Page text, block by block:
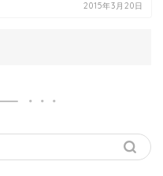
2015年3月20日